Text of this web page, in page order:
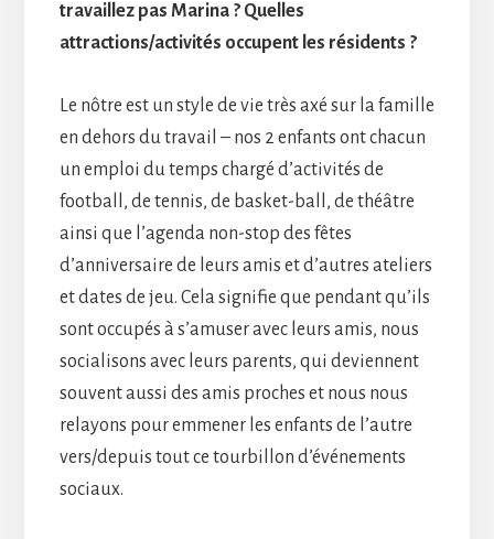
travaillez pas Marina ? Quelles
attractions/activités occupent les résidents ?
Le nôtre est un style de vie très axé sur la famille
en dehors du travail – nos 2 enfants ont chacun
un emploi du temps chargé d’activités de
football, de tennis, de basket-ball, de théâtre
ainsi que l’agenda non-stop des fêtes
d’anniversaire de leurs amis et d’autres ateliers
et dates de jeu. Cela signifie que pendant qu’ils
sont occupés à s’amuser avec leurs amis, nous
socialisons avec leurs parents, qui deviennent
souvent aussi des amis proches et nous nous
relayons pour emmener les enfants de l’autre
vers/depuis tout ce tourbillon d’événements
sociaux.